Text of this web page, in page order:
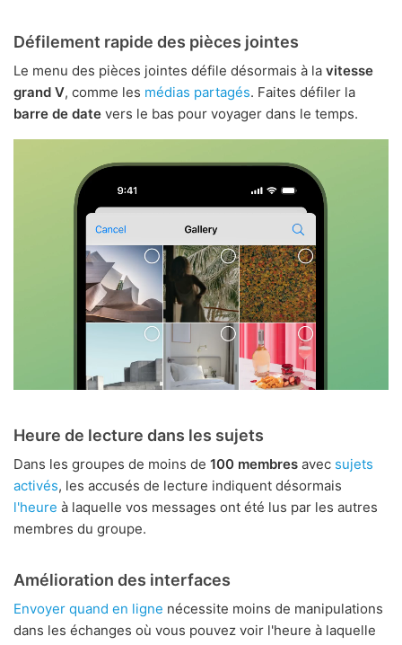
Défilement rapide des pièces jointes
Le menu des pièces jointes défile désormais à la vitesse
grand V, comme les médias partagés. Faites défiler la
barre de date vers le bas pour voyager dans le temps.
Heure de lecture dans les sujets
Dans les groupes de moins de 100 membres avec sujets
activés, les accusés de lecture indiquent désormais
l'heure à laquelle vos messages ont été lus par les autres
membres du groupe.
Amélioration des interfaces
Envoyer quand en ligne nécessite moins de manipulations
dans les échanges où vous pouvez voir l'heure à laquelle